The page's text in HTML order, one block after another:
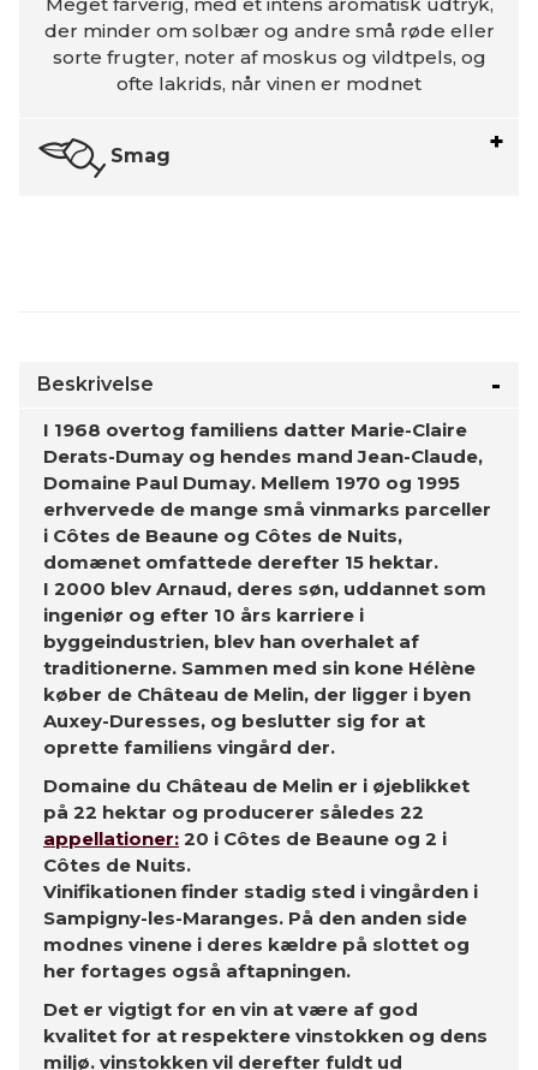
der minder om solbær og andre små røde eller
sorte frugter, noter af moskus og vildtpels, og
ofte lakrids, når vinen er modnet
Smag
Beskrivelse
I 1968 overtog familiens datter Marie-Claire
Derats-Dumay og hendes mand Jean-Claude,
Domaine Paul Dumay. Mellem 1970 og 1995
erhvervede de mange små vinmarks parceller
i Côtes de Beaune og Côtes de Nuits,
domænet omfattede derefter 15 hektar.
I 2000 blev Arnaud, deres søn, uddannet som
ingeniør og efter 10 års karriere i
byggeindustrien, blev han overhalet af
traditionerne. Sammen med sin kone Hélène
køber de Château de Melin, der ligger i byen
Auxey-Duresses, og beslutter sig for at
oprette familiens vingård der.
Domaine du Château de Melin er i øjeblikket
på 22 hektar og producerer således 22
appellationer: 20 i Côtes de Beaune og 2 i
Côtes de Nuits.
Vinifikationen finder stadig sted i vingården i
Sampigny-les-Maranges. På den anden side
modnes vinene i deres kældre på slottet og
her fortages også aftapningen.
Det er vigtigt for en vin at være af god
kvalitet for at respektere vinstokken og dens
miljø. vinstokken vil derefter fuldt ud